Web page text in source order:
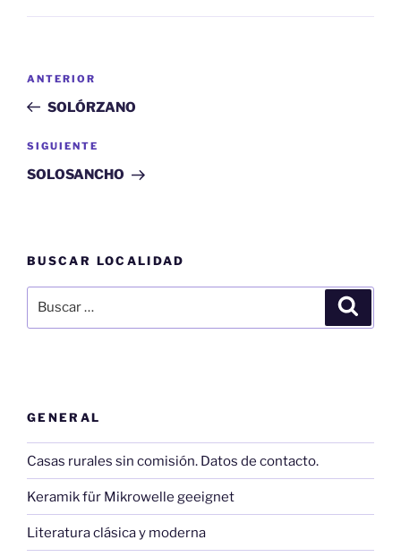
entradas
Entrada
anterior:
ANTERIOR
SOLÓRZANO
Siguiente
entrada
SIGUIENTE
SOLOSANCHO
BUSCAR LOCALIDAD
por:
GENERAL
Casas rurales sin comisión. Datos de contacto.
Keramik für Mikrowelle geeignet
Literatura clásica y moderna